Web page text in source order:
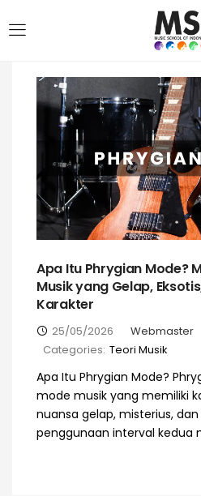
Apa Itu Phrygian Mode?
Musik yang Gelap,
Karakter
25/05/2026
Webmaster
Categories: Teori Musik
Apa Itu Phrygian Mode?
mode musik yang memiliki
nuansa gelap, misterius,
penggunaan interval kedua